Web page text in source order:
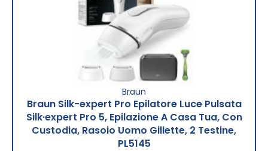
Braun
Braun Silk-expert Pro Epilatore Luce Pulsata
Silk·expert Pro 5, Epilazione A Casa Tua, Con
Custodia, Rasoio Uomo Gillette, 2 Testine,
PL5145